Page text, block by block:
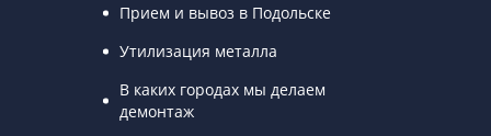
Прием и вывоз в Подольске
Утилизация металла
В каких городах мы делаем
демонтаж